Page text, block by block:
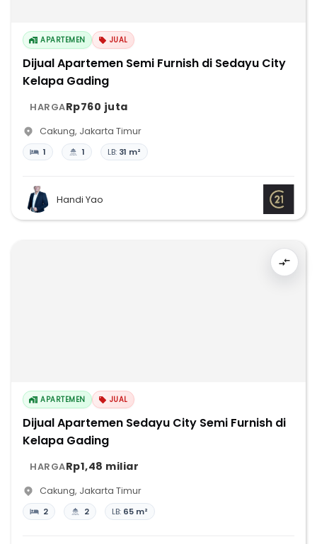
APARTEMEN JUAL
Dijual Apartemen Semi Furnish di Sedayu City
Kelapa Gading
HARGARp760 juta
Cakung, Jakarta Timur
1 1 LB: 31 m²
Handi Yao
APARTEMEN JUAL
Dijual Apartemen Sedayu City Semi Furnish di
Kelapa Gading
HARGARp1,48 miliar
Cakung, Jakarta Timur
2 2 LB: 65 m²